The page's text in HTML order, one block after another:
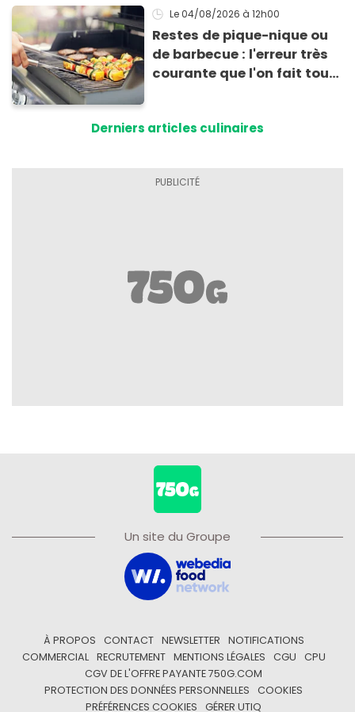
Le 04/08/2026 à 12h00
Restes de pique-nique ou
de barbecue : l'erreur très
courante que l'on fait tous
Derniers articles culinaires
Un site du Groupe
À PROPOS CONTACT NEWSLETTER
NOTIFICATIONS
COMMERCIAL
RECRUTEMENT MENTIONS LÉGALES CGU
CPU
CGV DE L'OFFRE PAYANTE 750G.COM
PROTECTION DES DONNÉES PERSONNELLES
COOKIES
PRÉFÉRENCES COOKIES
GÉRER UTIQ